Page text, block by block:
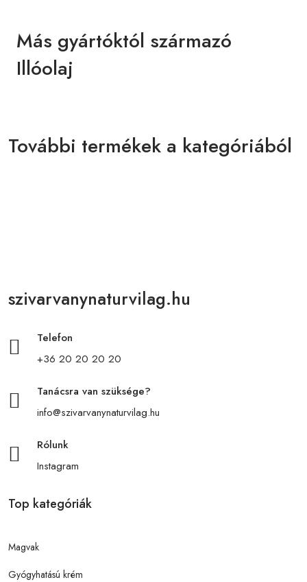
Más gyártóktól származó
Illóolaj
További termékek a kategóriából
szivarvanynaturvilag.hu
Telefon
+36 20 20 20 20
Tanácsra van szüksége?
info@szivarvanynaturvilag.hu
Rólunk
Instagram
Top kategóriák
Magvak
Gyógyhatású krém